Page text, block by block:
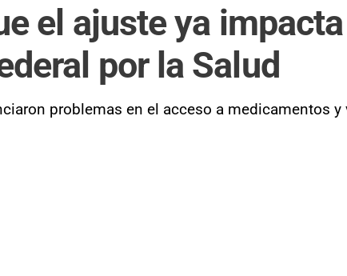
el ajuste ya
por la Salud
problemas en el acceso a medicamentos